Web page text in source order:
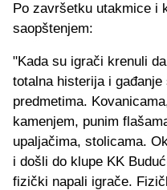
Po završetku utakmice i
saopštenjem:
"Kada su igrači krenuli
totalna histerija i
predmetima.
kamenjem, punim
upaljačima, stolicama.
i došli do klupe KK
fizički napali igrače.